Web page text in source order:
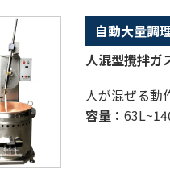
自動大量調
人混型攪拌ガ
人が混ぜる動
容量：